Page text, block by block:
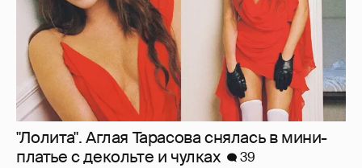
"Лолита". Аглая Тарасова снялась в мини-
платье с декольте и чулках
39